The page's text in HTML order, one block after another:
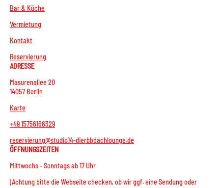
Bar & Küche
Vermietung
Kontakt
Reservierung
ADRESSE
Masurenallee 20
14057 Berlin
Karte
+49 15756166329
reservierung@studio14-dierbbdachlounge.de
ÖFFNUNGSZEITEN
Mittwochs - Sonntags ab 17 Uhr
(Achtung bitte die Webseite checken, ob wir ggf. eine Sendung oder